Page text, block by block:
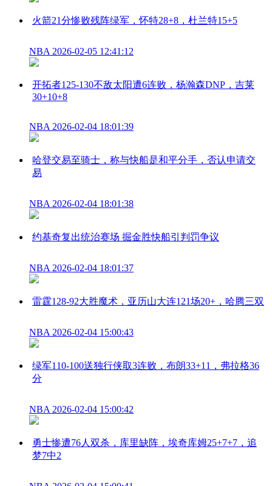
火箭21分惨败残阵绿军，怀特28+8，杜兰特15+5
NBA 2026-02-05 12:41:12
开拓者125-130不敌太阳遭6连败，杨瀚森DNP，吉莱
30+10+8
NBA 2026-02-04 18:01:39
哈登交易至骑士，称与快船是和平分手，否认申请交
易
NBA 2026-02-04 18:01:38
约基奇复出统治赛场 掘金胜快船引判罚争议
NBA 2026-02-04 18:01:37
雷霆128-92大胜魔术，亚历山大连121场20+，哈腾三双
NBA 2026-02-04 15:00:43
绿军110-100送独行侠取3连败，布朗33+11，弗拉格36
分
NBA 2026-02-04 15:00:42
勇士惨遭76人双杀，库里缺阵，埃奇库姆25+7+7，追
梦7中2